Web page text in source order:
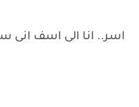
اسر.. انا الى اسف انى